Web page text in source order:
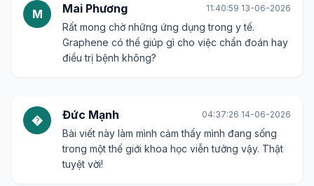
M Mai Phương 11:40:59 13-06-2026
Rất mong chờ những ứng dụng trong y tế.
Graphene có thể giúp gì cho việc chẩn đoán hay
điều trị bệnh không?
� Đức Mạnh 04:37:26 14-06-2026
Bài viết này làm mình cảm thấy mình đang sống
trong một thế giới khoa học viễn tưởng vậy. Thật
tuyệt vời!